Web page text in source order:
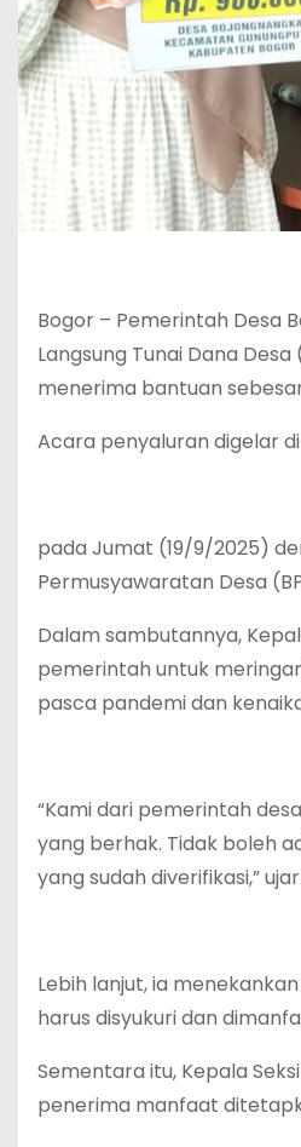
Bogor – Pemerintah Desa
Langsung Tunai Dana
menerima bantuan
Acara penyaluran digelar
pada Jumat (19/9/2025)
Permusyawaratan Desa
Dalam sambutannya,
pemerintah untuk
pasca pandemi dan
“Kami dari pemerintah
yang berhak. Tidak boleh
yang sudah diverifikasi,”
Lebih lanjut, ia
harus disyukuri dan
Sementara itu, Kepala
penerima manfaat